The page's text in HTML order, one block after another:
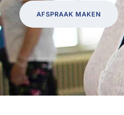
AFSPRAAK MAKEN